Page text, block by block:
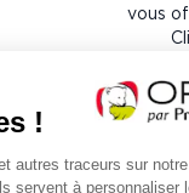
vous
* 30 €